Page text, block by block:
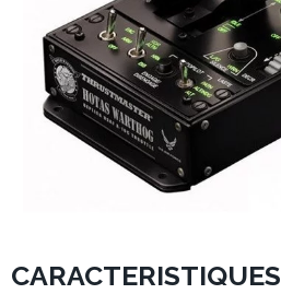
CARACTERISTIQUES